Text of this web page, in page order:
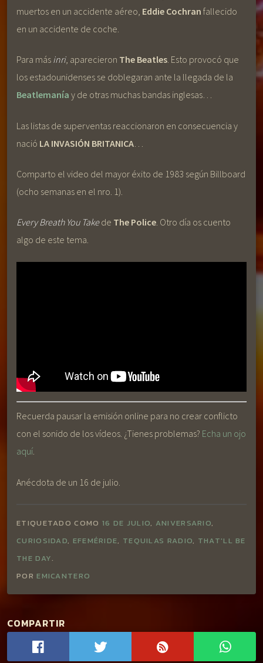
muertos en un accidente aéreo, Eddie Cochran fallecido
en un accidente de coche.
Para más inri, aparecieron The Beatles. Esto provocó que
los estadounidenses se doblegaran ante la llegada de la
Beatlemanía y de otras muchas bandas inglesas…
Las listas de superventas reaccionaron en consecuencia y
nació LA INVASIÓN BRITANICA
Comparto el video del mayor éxito de 1983 según Billboard
(ocho semanas en el nro. 1).
Every Breath You Takede The Police. Otro día os cuento
algo de este tema.
Recuerda pausar la emisión online para no crear conflicto
con el sonido de los vídeos. ¿Tienes problemas? Echa un ojo
aquí.
Anécdota de un 16 de julio.
ETIQUETADO COMO 16 DE JULIO, ANIVERSARIO,
CURIOSIDAD, EFEMÉRIDE, TEQUILAS RADIO, THAT'LL BE
THE DAY.
POREMICANTERO
COMPARTIR